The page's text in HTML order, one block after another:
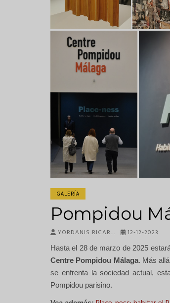
GALERÍA
Pompidou
YORDANIS RICAR… 12-12-2023
Hasta el 28 de marzo de 2025
Centre Pompidou Málaga. Más
se enfrenta la sociedad actual,
Pompidou parisino.